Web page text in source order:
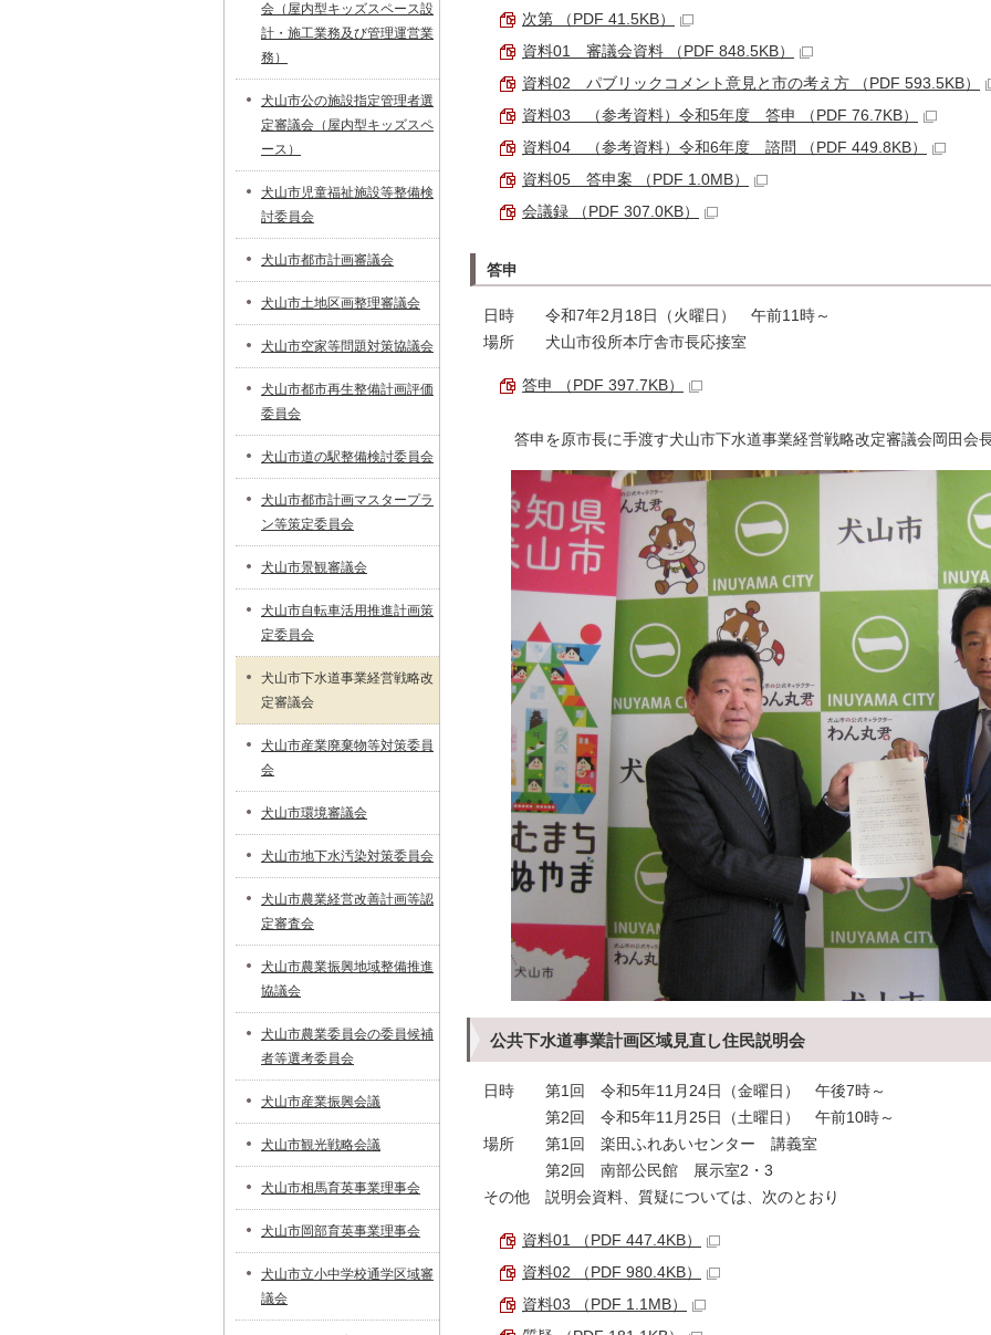
次第 （PDF 41.5KB）
資料01 審議会資料 （PDF 848.5KB）
資料02 パブリックコメント意見と市の考え方 （PDF 593.5KB）
資料03 （参考資料）令和5年度 答申 （PDF 76.7KB）
資料04 （参考資料）令和6年度 諮問 （PDF 449.8KB）
資料05 答申案 （PDF 1.0MB）
会議録 （PDF 307.0KB）
答申
日時 令和7年2月18日（火曜日） 午前11時～
場所 犬山市役所本庁舎市長応接室
答申 （PDF 397.7KB）
答申を原市長に手渡す犬山市下水道事業経営戦略改定審議会岡田会
公共下水道事業計画区域見直し住民説明会
日時 第1回 令和5年11月24日（金曜日） 午後7時～
第2回 令和5年11月25日（土曜日） 午前10時～
場所 第1回 楽田ふれあいセンター 講義室
第2回 南部公民館 展示室2・3
その他 説明会資料、質疑については、次のとおり
資料01 （PDF 447.4KB）
資料02 （PDF 980.4KB）
資料03 （PDF 1.1MB）
会（屋内型キッズスペース設
計・施工業務及び管理運営業
務）
犬山市公の施設指定管理者選
定審議会（屋内型キッズスペ
ース）
犬山市児童福祉施設等整備検
討委員会
犬山市都市計画審議会
犬山市土地区画整理審議会
犬山市空家等問題対策協議会
犬山市都市再生整備計画評価
委員会
犬山市道の駅整備検討委員会
犬山市都市計画マスタープラ
ン等策定委員会
犬山市景観審議会
犬山市自転車活用推進計画策
定委員会
犬山市下水道事業経営戦略改
定審議会
犬山市産業廃棄物等対策委員
会
犬山市環境審議会
犬山市地下水汚染対策委員会
犬山市農業経営改善計画等認
定審査会
犬山市農業振興地域整備推進
協議会
犬山市農業委員会の委員候補
者等選考委員会
犬山市産業振興会議
犬山市観光戦略会議
犬山市相馬育英事業理事会
犬山市岡部育英事業理事会
犬山市立小中学校通学区域審
議会